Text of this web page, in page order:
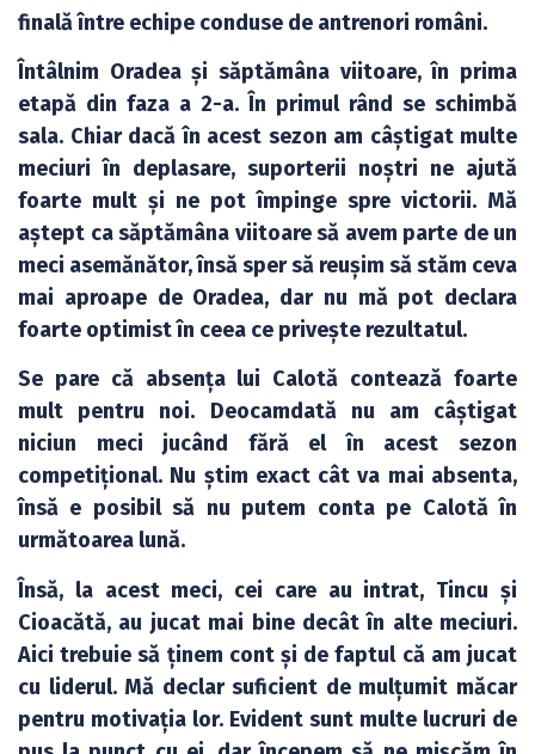
finală între echipe conduse de antrenori români.
Întâlnim Oradea și săptămâna viitoare, în prima
etapă din faza a 2-a. În primul rând se schimbă
sala. Chiar dacă în acest sezon am câștigat multe
meciuri în deplasare, suporterii noștri ne ajută
foarte mult și ne pot împinge spre victorii. Mă
aștept ca săptămâna viitoare să avem parte de un
meci asemănător, însă sper să reușim să stăm ceva
mai aproape de Oradea, dar nu mă pot declara
foarte optimist în ceea ce privește rezultatul.
Se pare că absența lui Calotă contează foarte
mult pentru noi. Deocamdată nu am câștigat
niciun meci jucând fără el în acest sezon
competițional. Nu știm exact cât va mai absenta,
însă e posibil să nu putem conta pe Calotă în
următoarea lună.
Însă, la acest meci, cei care au intrat, Tincu și
Cioacătă, au jucat mai bine decât în alte meciuri.
Aici trebuie să ținem cont și de faptul că am jucat
cu liderul. Mă declar suficient de mulțumit măcar
pentru motivația lor. Evident sunt multe lucruri de